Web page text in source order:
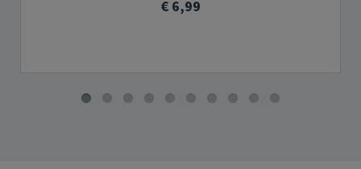
€ 6,99